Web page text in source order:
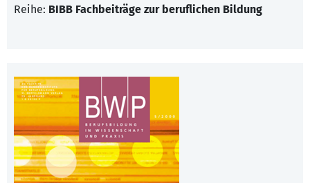
Reihe: BIBB Fachbeiträge zur beruflichen Bildung